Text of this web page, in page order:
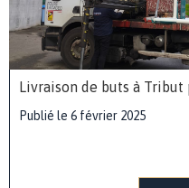
Livraison de buts à Tribut
Publié le 6 février 2025